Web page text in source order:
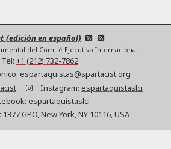
(edición en español)
del Comité Ejecutivo Internacional.
Tel: +1 (212) 732-7862
espartaquistas@spartacist.org
Instagram: espartaquistaslci
espartaquistaslci
1377 GPO, New York, NY 10116, USA